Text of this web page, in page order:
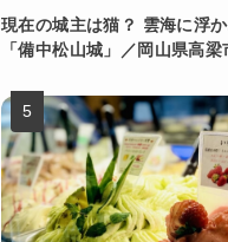
現在の城主は猫？ 雲海に浮
「備中松山城」／岡山県高梁